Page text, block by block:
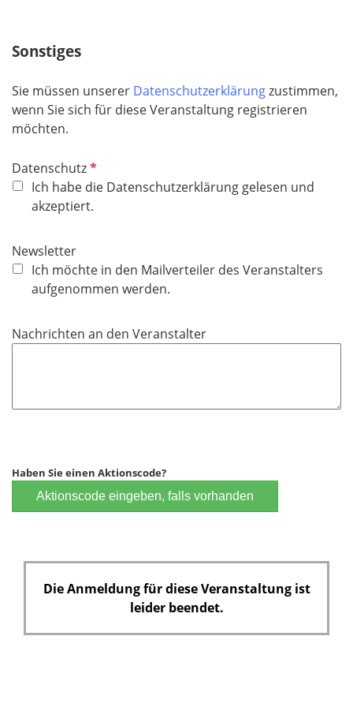
h
f
e
l
Sonstiges
Sie müssen unserer Datenschutzerklärungzustimmen,
wenn Sie sich für diese Veranstaltung registrieren
möchten.
DatenschutzP
f
l
h
l
Ich habe die Datenschutzerklärung gelesen und
akzeptiert.
Newsletter
Ich möchte in den Mailverteiler des Veranstalters
aufgenommen werden.
Nachrichten an den Veranstalter
Haben Sie einen Aktionscode?
Aktionscode eingeben, falls vorhanden
Die Anmeldung für diese Veranstaltung ist
leider beendet.